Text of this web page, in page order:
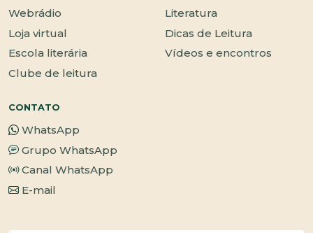
Webrádio
Loja virtual
Escola literária
Clube de leitura
Literatura
Dicas de Leitura
Vídeos e encontros
CONTATO
WhatsApp
Grupo WhatsApp
Canal WhatsApp
E-mail